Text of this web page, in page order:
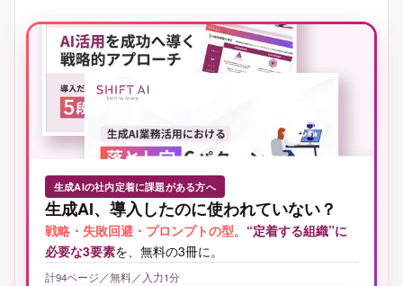
生成AIの社内定着に課題がある方へ
生成AI、導入したのに使われていない？
戦略・失敗回避・プロンプトの型。 “定着する組織”に
必要な3要素を、無料の3冊に。
計94ページ／無料／入力1分